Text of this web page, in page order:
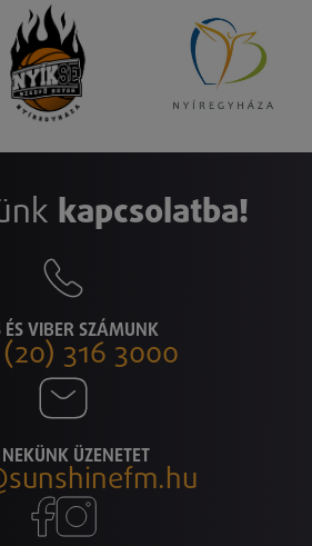
kapcsolatba!
ÉS VIBER SZÁMUNK
316 3000
NEKÜNK ÜZENETET